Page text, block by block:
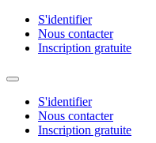
S'identifier
Nous contacter
Inscription gratuite
S'identifier
Nous contacter
Inscription gratuite